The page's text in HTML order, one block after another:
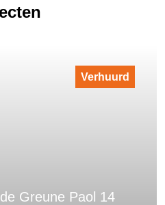
Greune Paol 14
Verhuurd